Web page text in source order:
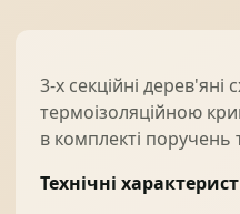
3-х секційні дерев'яні
термоізоляційною
в комплекті поручень
Технічні